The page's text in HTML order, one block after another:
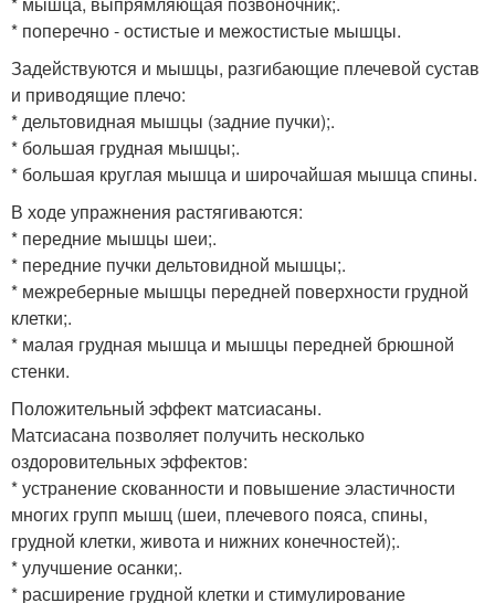
* поперечно - остистые и межостистые мышцы.
Задействуются и мышцы, разгибающие плечевой сустав
и приводящие плечо:
* дельтовидная мышцы (задние пучки);.
* большая грудная мышцы;.
* большая круглая мышца и широчайшая мышца спины.
В ходе упражнения растягиваются:
* передние мышцы шеи;.
* передние пучки дельтовидной мышцы;.
* межреберные мышцы передней поверхности грудной
клетки;.
* малая грудная мышца и мышцы передней брюшной
стенки.
Положительный эффект матсиасаны.
Матсиасана позволяет получить несколько
оздоровительных эффектов:
* устранение скованности и повышение эластичности
многих групп мышц (шеи, плечевого пояса, спины,
грудной клетки, живота и нижних конечностей);.
* улучшение осанки;.
* расширение грудной клетки и стимулирование